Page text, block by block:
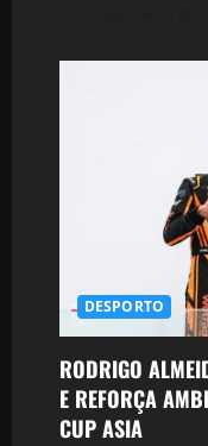
DESPORTO
RODRIGO
E REFORÇA
CUP ASIA